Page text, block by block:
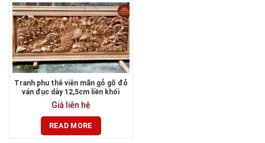
Tranh phu thê viên mãn gỗ gõ đỏ
ván đục dày 12,5cm liền khối
Giá liên hệ
READ MORE